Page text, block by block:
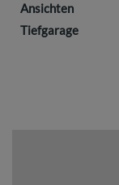
Ansichten
Tiefgarage